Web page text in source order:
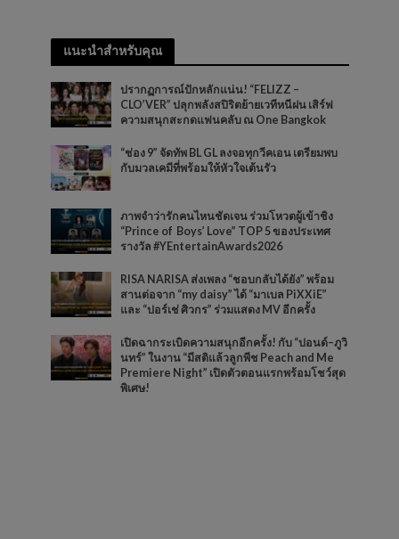
แนะนำสำหรับคุณ
ปรากฏการณ์ปักหลักแน่น! “FELIZZ –
CLO’VER” ปลุกพลังสปิริตย้ายเวทีหนีฝน เสิร์ฟ
ความสนุกสะกดแฟนคลับ ณ One Bangkok
“ช่อง 9” จัดทัพ BL GL ลงจอทุกวีคเอน เตรียมพบ
กับมวลเคมีที่พร้อมให้หัวใจเต้นรัว
ภาพจำว่ารักคนไหนชัดเจน ร่วมโหวตผู้เข้าชิง
“Prince of Boys’ Love” TOP 5 ของประเทศ
รางวัล #YEntertainAwards2026
RISA NARISA ส่งเพลง “ชอบกลับได้ยัง” พร้อม
สานต่อจาก “my daisy” ได้ “มาเบล PiXXiE”
และ “ปอร์เช่ ศิวกร” ร่วมแสดง MV อีกครั้ง
เปิดฉากระเบิดความสนุกอีกครั้ง! กับ “ปอนด์–ภูวิ
นทร์” ในงาน “มีสติแล้วลูกพีช Peach and Me
Premiere Night” เปิดตัวตอนแรกพร้อมโชว์สุด
พิเศษ!